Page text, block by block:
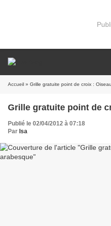
Accueil » Grille gratuite point de croix :
Grille gratuite point de
Publié le 02/04/2012 à 07:18
Par Isa